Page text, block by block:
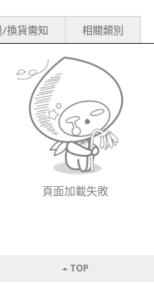
/換貨需知 相關類別
頁面加載失敗
TOP